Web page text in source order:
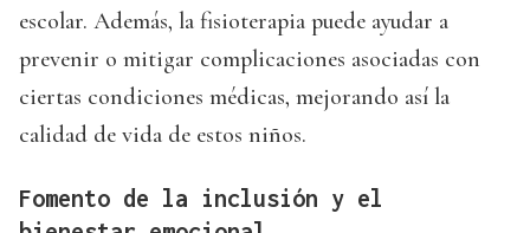
escolar. Además, la fisioterapia puede ayudar a
prevenir o mitigar complicaciones asociadas con
ciertas condiciones médicas, mejorando así la
calidad de vida de estos niños.
Fomento de la inclusión y el